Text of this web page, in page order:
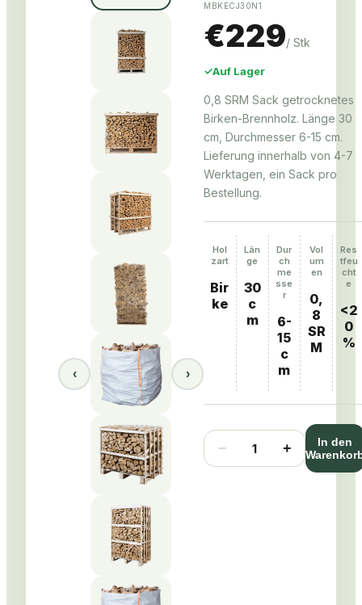
‹ ›
MBKECJ30N1
€229/ Stk
✓Auf Lager
0,8 SRM Sack getrocknetes
Birken-Brennholz. Länge 30
cm, Durchmesser 6-15 cm.
Lieferung innerhalb von 4-7
Werktagen, ein Sack pro
Bestellung.
Hol
zart
Bir
ke
Län
ge
30
c
m
Dur
ch
me
sse
r
6-
15
c
m
Vol
um
en
0,
8
SR
M
Res
tfeu
cht
e
<2
0
%
− 1 +
In den